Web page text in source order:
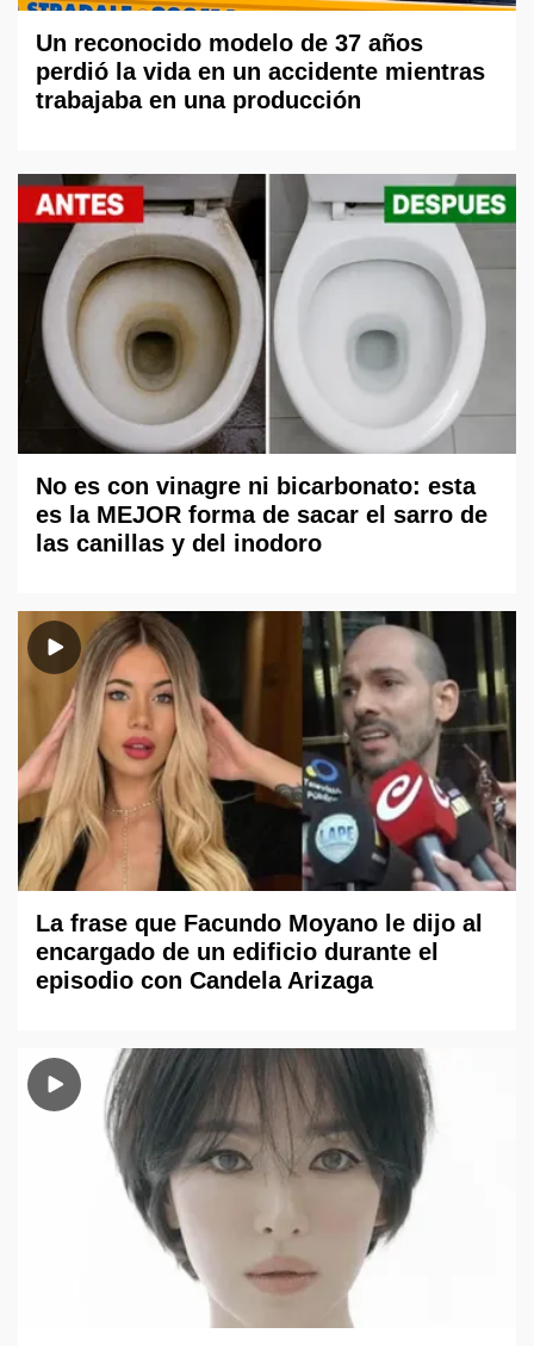
Un reconocido modelo de 37 años
perdió la vida en un accidente mientras
trabajaba en una producción
No es con vinagre ni bicarbonato: esta
es la MEJOR forma de sacar el sarro de
las canillas y del inodoro
La frase que Facundo Moyano le dijo al
encargado de un edificio durante el
episodio con Candela Arizaga